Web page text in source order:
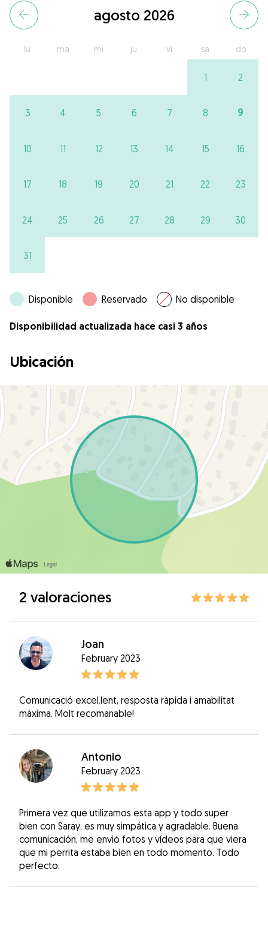
agosto 2026
lu ma mi ju vi sa do
1 2
3 4 5 6 7 8 9
10 11 12 13 14 15 16
17 18 19 20 21 22 23
24 25 26 27 28 29 30
31
Disponible Reservado No disponible
Disponibilidad actualizada hace casi 3 años
Ubicación
2 valoraciones
Joan
February 2023
Comunicació excel.lent, resposta ràpida i amabilitat
màxima. Molt recomanable!
Antonio
February 2023
Primera vez que utilizamos esta app y todo super
bien con Saray, es muy simpática y agradable. Buena
comunicación, me envió fotos y vídeos para que viera
que mi perrita estaba bien en todo momento. Todo
perfecto.